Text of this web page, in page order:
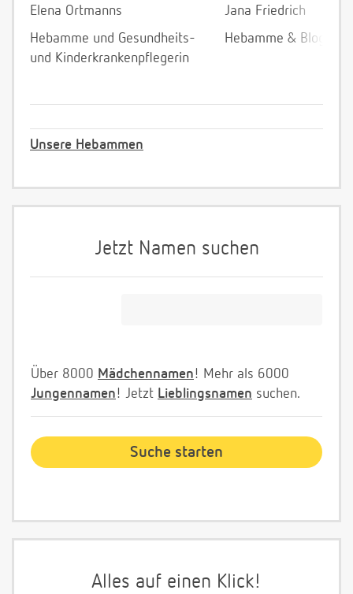
Elena Ortmanns
Hebamme und Gesundheits-
und Kinderkrankenpflegerin
Jana Friedrich
Hebamme &
Unsere Hebammen
Jetzt Namen suchen
Über 8000 Mädchennamen! Mehr als 6000
Jungennamen! Jetzt Lieblingsnamen suchen.
Alles auf einen Klick!